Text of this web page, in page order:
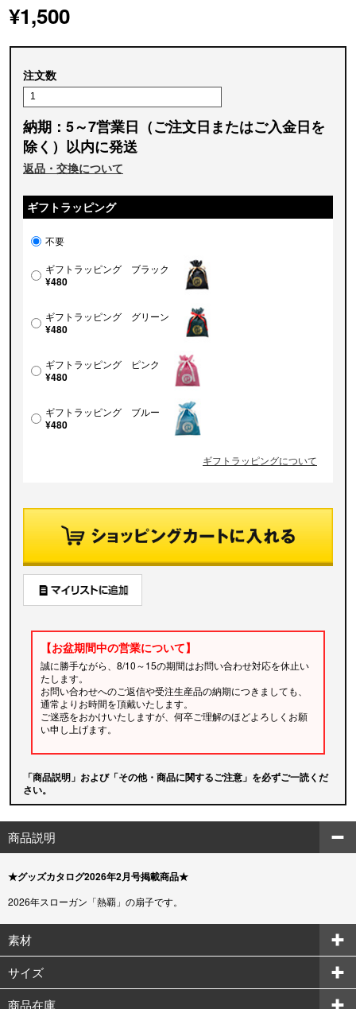
¥1,500
注文数
納期：5～7営業日（ご注文日またはご入金日を
除く）以内に発送
返品・交換について
ギフトラッピング
不要
ギフトラッピング ブラック
¥480
ギフトラッピング グリーン
¥480
ギフトラッピング ピンク
¥480
ギフトラッピング ブルー
¥480
ギフトラッピングについて
【お盆期間中の営業について】
誠に勝手ながら、8/10～15の期間はお問い合わせ対応を休止い
たします。
お問い合わせへのご返信や受注生産品の納期につきましても、
通常よりお時間を頂戴いたします。
ご迷惑をおかけいたしますが、何卒ご理解のほどよろしくお願
い申し上げます。
「商品説明」および「その他・商品に関するご注意」を必ずご一読くだ
さい。
商品説明
★グッズカタログ2026年2月号掲載商品★
2026年スローガン「熱覇」の扇子です。
素材
サイズ
商品在庫